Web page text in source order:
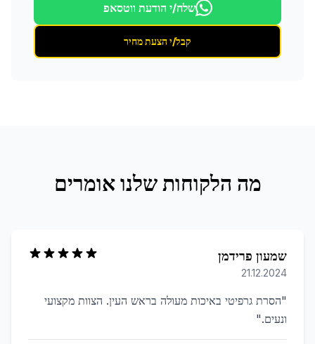
שלח/י הודעת ווטסאפ
קבל/י הצעת מחיר
מה הלקוחות שלנו אומרים
שמעון פרידמן
21.12.2024
"הסרת גרפיטי באיכות מעולה בראש העין. הצוות מקצועי
ונעים."